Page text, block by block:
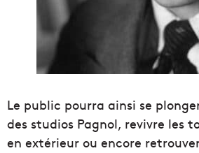
Le public pourra ainsi se
des studios Pagnol, revivre les
en extérieur ou encore